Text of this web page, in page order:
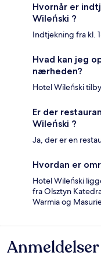
Hvornår er
Wileński ?
Indtjekning fra kl.
Hvad kan jeg
nærheden?
Hotel Wileński
Er der
Wileński ?
Ja, der er en
Hvordan er
Hotel Wileński
fra Olsztyn
Warmia og
Anmeldelser